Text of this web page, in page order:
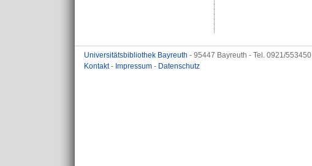
Universitätsbibliothek Bayreuth - 95447 Bayreuth - Tel. 0921/553450
Kontakt- Impressum - Datenschutz